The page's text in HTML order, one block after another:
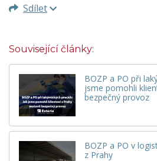
Sdílet
Související články:
BOZP a PO při
jsme pomohli
bezpečný provoz
BOZP a PO v
z Prahy